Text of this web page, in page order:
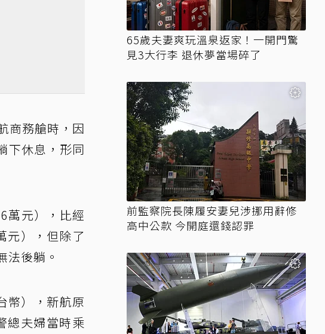
商務艙時，因
下休息，形同
萬元），比經
元），但除了
法後躺。
幣），新航原
總夫婦當時乘
65歲夫妻爽玩溫泉返家！一開門驚
見3大行李 退休夢當場碎了
前監察院長陳履安妻兒涉挪用辭修
高中公款 今開庭還錢認罪